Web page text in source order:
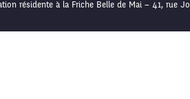
résidente à la Friche Belle de Mai – 41, rue